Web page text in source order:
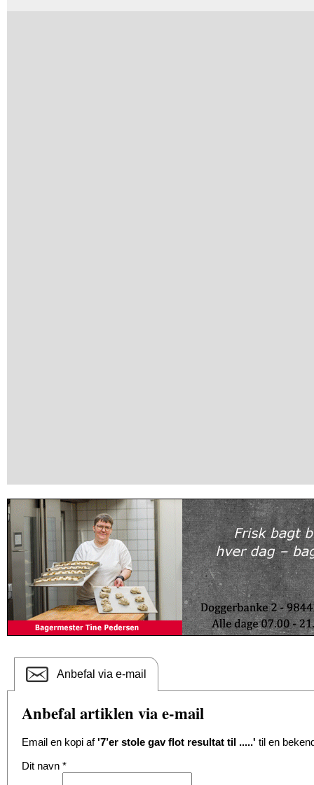
Anbefal via e-mail
Anbefal artiklen via e-mail
Email en kopi af'7’er stole gav flot resultat til .....' til en
Dit navn *